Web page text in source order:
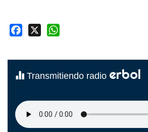
Facebook
Transmitiendo radio erbol